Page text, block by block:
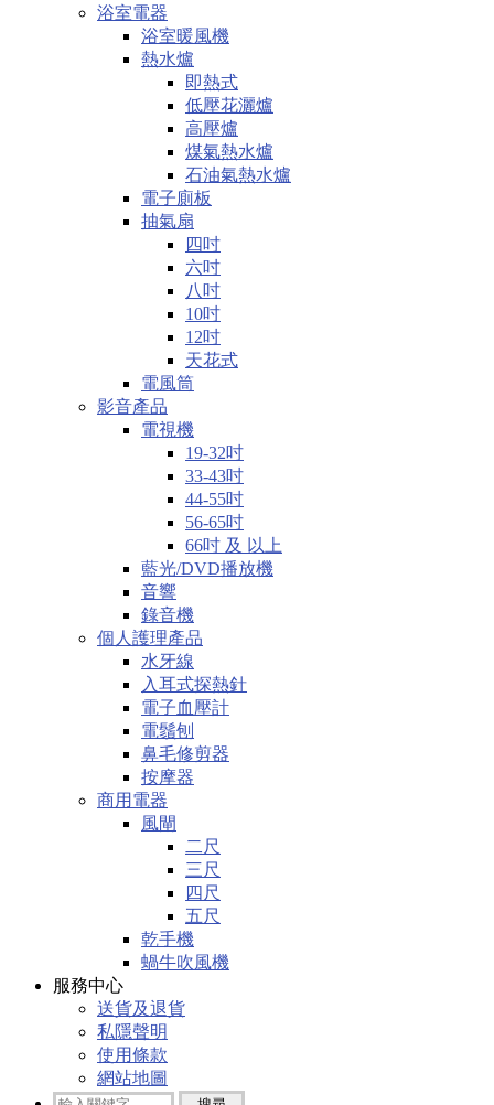
浴室電器
浴室暖風機
熱水爐
即熱式
低壓花灑爐
高壓爐
煤氣熱水爐
石油氣熱水爐
電子廁板
抽氣扇
四吋
六吋
八吋
10吋
12吋
天花式
電風筒
影音產品
電視機
19-32吋
33-43吋
44-55吋
56-65吋
66吋 及 以上
藍光/DVD播放機
音響
錄音機
個人護理產品
水牙線
入耳式探熱針
電子血壓計
電鬚刨
鼻毛修剪器
按摩器
商用電器
風閘
二尺
三尺
四尺
五尺
乾手機
蝸牛吹風機
服務中心
送貨及退貨
私隱聲明
使用條款
網站地圖